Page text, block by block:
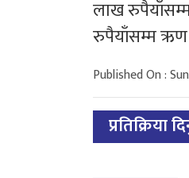
लाख
रुपैयाँसम्म ऋण
Published On :
प्रतिक्रिया